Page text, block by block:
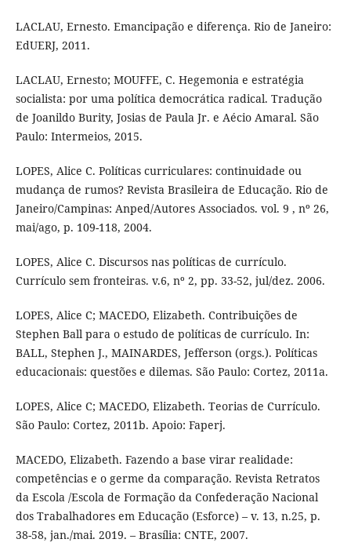
LACLAU, Ernesto. Emancipação e diferença. Rio de Janeiro:
EdUERJ, 2011.
LACLAU, Ernesto; MOUFFE, C. Hegemonia e estratégia
socialista: por uma política democrática radical. Tradução
de Joanildo Burity, Josias de Paula Jr. e Aécio Amaral. São
Paulo: Intermeios, 2015.
LOPES, Alice C. Políticas curriculares: continuidade ou
mudança de rumos? Revista Brasileira de Educação. Rio de
Janeiro/Campinas: Anped/Autores Associados. vol. 9 , nº 26,
mai/ago, p. 109-118, 2004.
LOPES, Alice C. Discursos nas políticas de currículo.
Currículo sem fronteiras. v.6, nº 2, pp. 33-52, jul/dez. 2006.
LOPES, Alice C; MACEDO, Elizabeth. Contribuições de
Stephen Ball para o estudo de políticas de currículo. In:
BALL, Stephen J., MAINARDES, Jefferson (orgs.). Políticas
educacionais: questões e dilemas. São Paulo: Cortez, 2011a.
LOPES, Alice C; MACEDO, Elizabeth. Teorias de Currículo.
São Paulo: Cortez, 2011b. Apoio: Faperj.
MACEDO, Elizabeth. Fazendo a base virar realidade:
competências e o germe da comparação. Revista Retratos
da Escola /Escola de Formação da Confederação Nacional
dos Trabalhadores em Educação (Esforce) – v. 13, n.25, p.
38-58, jan./mai. 2019. – Brasília: CNTE, 2007.